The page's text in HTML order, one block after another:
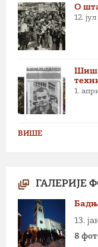
О
12.
1.
ВИШЕ
ГАЛЕРИЈЕ
13.
8